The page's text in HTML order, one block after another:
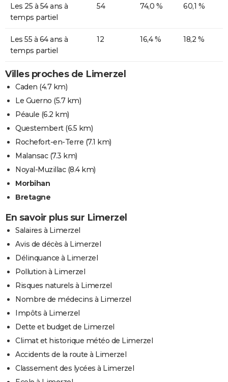
Les 25 à 54 ans à
temps partiel
54 74,0 % 60,1 %
Les 55 à 64 ans à
temps partiel
12 16,4 % 18,2 %
Villes proches de Limerzel
Caden (4.7 km)
Le Guerno (5.7 km)
Péaule (6.2 km)
Questembert(6.5 km)
Rochefort-en-Terre (7.1 km)
Malansac(7.3 km)
Noyal-Muzillac(8.4 km)
Morbihan
Bretagne
En savoir plus sur Limerzel
Salaires à Limerzel
Avis de décès à Limerzel
Délinquance à Limerzel
Pollution à Limerzel
Risques naturels à Limerzel
Nombre de médecins à Limerzel
Impôts à Limerzel
Dette et budget de Limerzel
Climat et historique météo de Limerzel
Accidents de la route à Limerzel
Classement des lycées à Limerzel